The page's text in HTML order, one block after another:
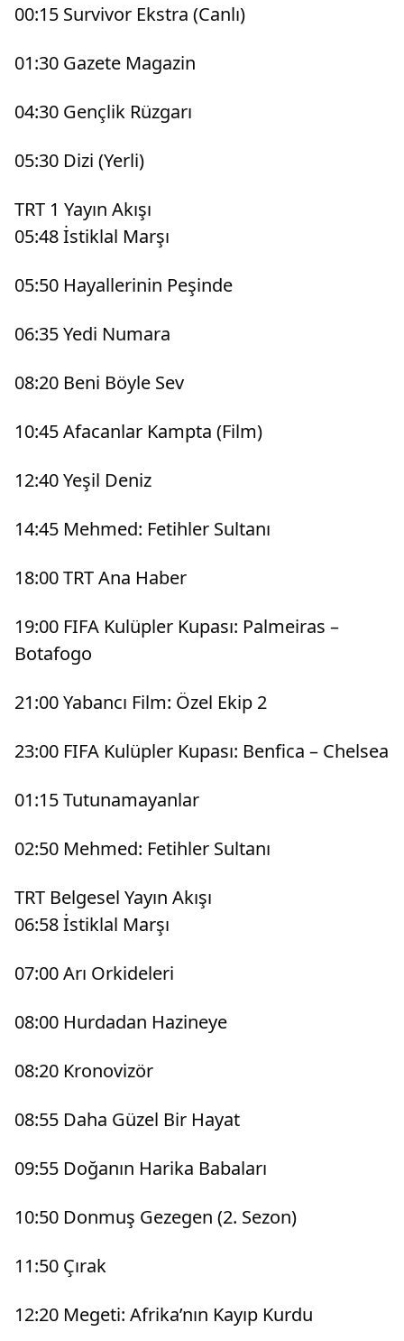
00:15 Survivor Ekstra (Canlı)
01:30 Gazete Magazin
04:30 Gençlik Rüzgarı
05:30 Dizi (Yerli)
TRT 1 Yayın Akışı
05:48 İstiklal Marşı
05:50 Hayallerinin Peşinde
06:35 Yedi Numara
08:20 Beni Böyle Sev
10:45 Afacanlar Kampta (Film)
12:40 Yeşil Deniz
14:45 Mehmed: Fetihler Sultanı
18:00 TRT Ana Haber
19:00 FIFA Kulüpler Kupası: Palmeiras –
Botafogo
21:00 Yabancı Film: Özel Ekip 2
23:00 FIFA Kulüpler Kupası: Benfica – Chelsea
01:15 Tutunamayanlar
02:50 Mehmed: Fetihler Sultanı
TRT Belgesel Yayın Akışı
06:58 İstiklal Marşı
07:00 Arı Orkideleri
08:00 Hurdadan Hazineye
08:20 Kronovizör
08:55 Daha Güzel Bir Hayat
09:55 Doğanın Harika Babaları
10:50 Donmuş Gezegen (2. Sezon)
11:50 Çırak
12:20 Megeti: Afrika’nın Kayıp Kurdu